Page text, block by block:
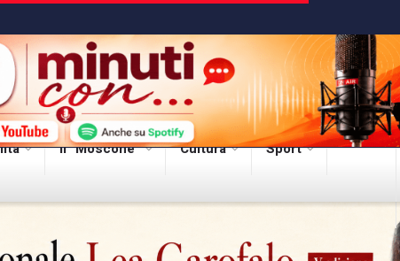
Il “Moscone” Cultura Sport